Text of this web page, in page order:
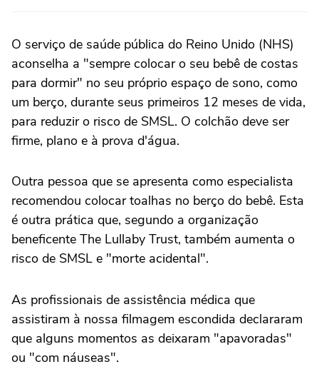
O serviço de saúde pública do Reino Unido (NHS)
aconselha a "sempre colocar o seu bebê de costas
para dormir" no seu próprio espaço de sono, como
um berço, durante seus primeiros 12 meses de vida,
para reduzir o risco de SMSL. O colchão deve ser
firme, plano e à prova d'água.
Outra pessoa que se apresenta como especialista
recomendou colocar toalhas no berço do bebê. Esta
é outra prática que, segundo a organização
beneficente The Lullaby Trust, também aumenta o
risco de SMSL e "morte acidental".
As profissionais de assistência médica que
assistiram à nossa filmagem escondida declararam
que alguns momentos as deixaram "apavoradas"
ou "com náuseas".